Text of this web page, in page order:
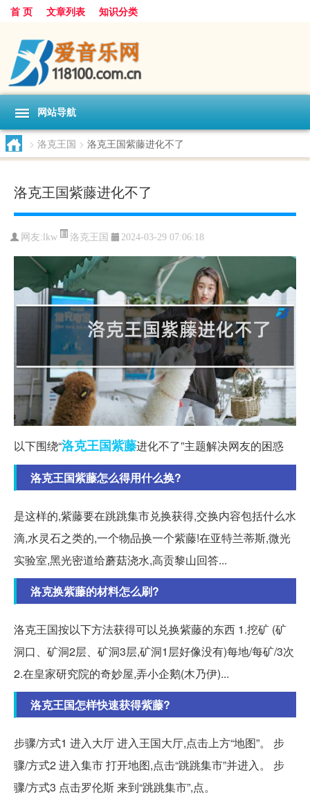
首 页 文章列表 知识分类
网站导航
> 洛克王国 > 洛克王国紫藤进化不了
洛克王国紫藤进化不了
网友: lkw 洛克王国 2024-03-29 07:06:18
以下围绕“洛克王国紫藤进化不了”主题解决网友的困惑
洛克王国紫藤怎么得用什么换?
是这样的,紫藤要在跳跳集市兑换获得,交换内容包括什么水
滴,水灵石之类的,一个物品换一个紫藤!在亚特兰蒂斯,微光
实验室,黑光密道给蘑菇浇水,高贡黎山回答...
洛克换紫藤的材料怎么刷?
洛克王国按以下方法获得可以兑换紫藤的东西 1.挖矿 (矿
洞口、矿洞2层、矿洞3层,矿洞1层好像没有)每地/每矿/3次
2.在皇家研究院的奇妙屋,弄小企鹅(木乃伊)...
洛克王国怎样快速获得紫藤?
步骤/方式1 进入大厅 进入王国大厅,点击上方“地图”。 步
骤/方式2 进入集市 打开地图,点击“跳跳集市”并进入。 步
骤/方式3 点击罗伦斯 来到“跳跳集市”,点。